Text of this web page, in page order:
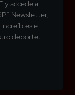
y accede a
Newsletter,
increíbles e
deporte.